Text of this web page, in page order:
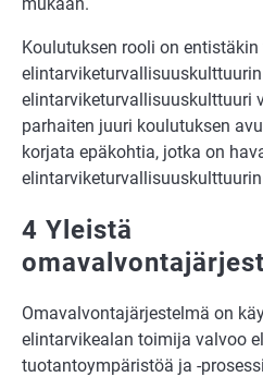
Koulutuksen rooli on
elintarviketurvallisuuskulttuuri
parhaiten juuri koulutuksen
korjata epäkohtia, jotka on
4 Yleistä
Omavalvontajärjestelmä on
elintarvikealan toimija valvoo
tuotantoympäristöä ja -